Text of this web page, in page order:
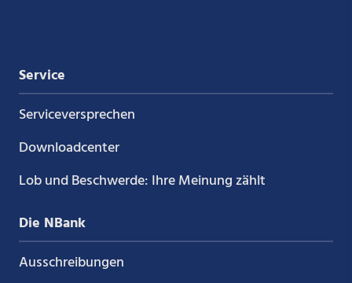
Service
Service­versprechen
Downloadcenter
Lob und Beschwerde: Ihre Meinung zählt
Die NBank
Ausschreibungen